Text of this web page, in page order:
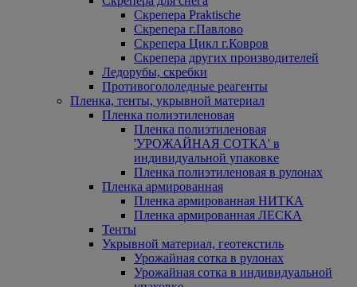
Скрепера Praktische
Скрепера г.Павлово
Скрепера Цикл г.Ковров
Скрепера других производителей
Ледорубы, скребки
Противогололедные реагенты
Пленка, тенты, укрывной материал
Пленка полиэтиленовая
Пленка полиэтиленовая
'УРОЖАЙНАЯ СОТКА' в
индивидуальной упаковке
Пленка полиэтиленовая в рулонах
Пленка армированная
Пленка армированная НИТКА
Пленка армированная ЛЕСКА
Тенты
Укрывной материал, геотекстиль
Урожайная сотка в рулонах
Урожайная сотка в индивидуальной